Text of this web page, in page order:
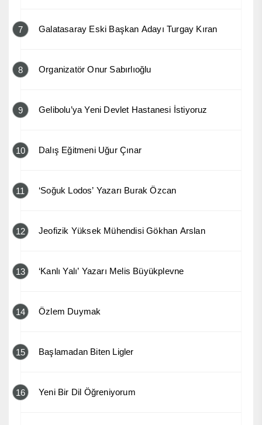
7 Galatasaray Eski Başkan Adayı Turgay Kıran
8 Organizatör Onur Sabırlıoğlu
9 Gelibolu’ya Yeni Devlet Hastanesi İstiyoruz
10 Dalış Eğitmeni Uğur Çınar
11 ‘Soğuk Lodos’ Yazarı Burak Özcan
12 Jeofizik Yüksek Mühendisi Gökhan Arslan
13 ‘Kanlı Yalı’ Yazarı Melis Büyükplevne
14 Özlem Duymak
15 Başlamadan Biten Ligler
16 Yeni Bir Dil Öğreniyorum